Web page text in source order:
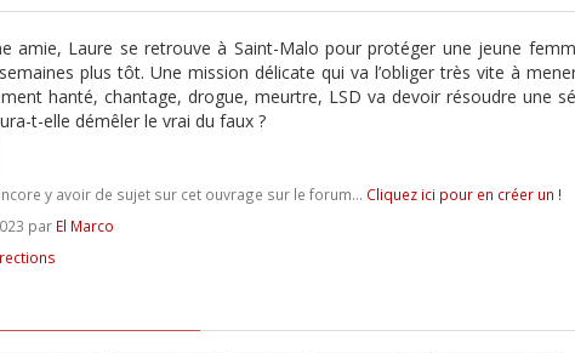
amie, Laure se retrouve à Saint-Malo pour protéger une jeune
plus tôt. Une mission délicate qui va l’obliger très vite à
hanté, chantage, drogue, meurtre, LSD va devoir résoudre une
t-elle démêler le vrai du faux ?
y avoir de sujet sur cet ouvrage sur le forum... Cliquez ici pour en créer un !
par El Marco